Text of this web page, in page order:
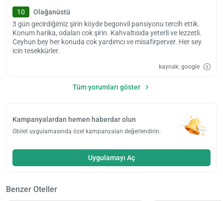
10
Olağanüstü
3 gün gecirdiğimiz şirin köyde begonvil pansiyonu tercih ettik.
Konum harika, odaları cok şirin. Kahvaltısıda yeterli ve lezzetli.
Ceyhun bey her konuda cok yardımcı ve misafirperver. Her sey
icin tesekkürler.
kaynak: google
Tüm yorumları göster
Kampanyalardan hemen haberdar olun
Obilet uygulamasında özel kampanyaları değerlendirin.
Uygulamayı Aç
Benzer Oteller